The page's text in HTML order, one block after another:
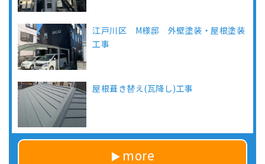
江戸川区 M様邸 外壁塗装・屋根塗装
工事
屋根葺き替え(瓦降し)工事
more